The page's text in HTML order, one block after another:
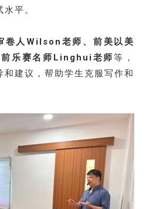
平。
卷人Wilson老师、前美以美
乐赛名师Linghui老师等，
建议，帮助学生克服写作和